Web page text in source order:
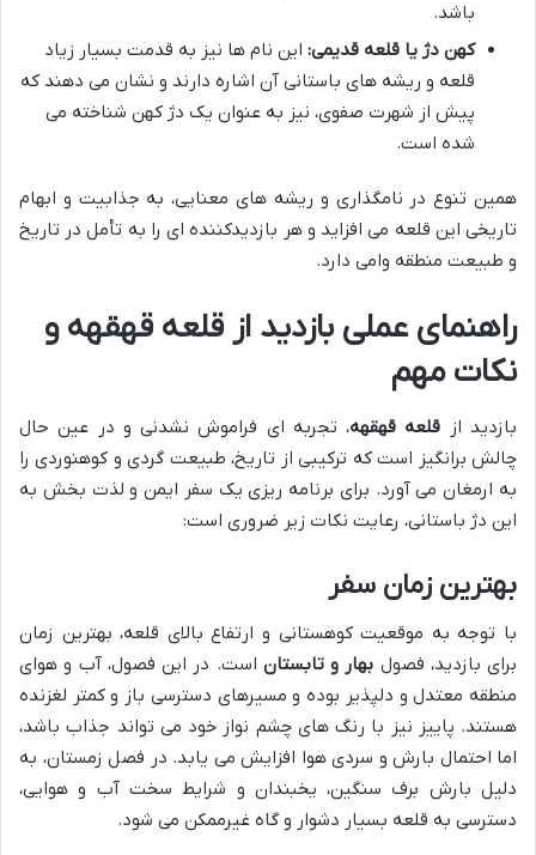
باشد.
کهن دژ یا قلعه قدیمی: این نام ها نیز به قدمت بسیار زیاد
قلعه و ریشه های باستانی آن اشاره دارند و نشان می دهند که
پیش از شهرت صفوی، نیز به عنوان یک دژ کهن شناخته می
شده است.
همین تنوع در نامگذاری و ریشه های معنایی، به جذابیت و ابهام
تاریخی این قلعه می افزاید و هر بازدیدکننده ای را به تأمل در تاریخ
و طبیعت منطقه وامی دارد.
راهنمای عملی بازدید از قلعه قهقهه و
نکات مهم
بازدید از قلعه قهقهه، تجربه ای فراموش نشدنی و در عین حال
چالش برانگیز است که ترکیبی از تاریخ، طبیعت گردی و کوهنوردی را
به ارمغان می آورد. برای برنامه ریزی یک سفر ایمن و لذت بخش به
این دژ باستانی، رعایت نکات زیر ضروری است:
بهترین زمان سفر
با توجه به موقعیت کوهستانی و ارتفاع بالای قلعه، بهترین زمان
برای بازدید، فصول بهار و تابستان است. در این فصول، آب و هوای
منطقه معتدل و دلپذیر بوده و مسیرهای دسترسی باز و کمتر لغزنده
هستند. پاییز نیز با رنگ های چشم نواز خود می تواند جذاب باشد،
اما احتمال بارش و سردی هوا افزایش می یابد. در فصل زمستان، به
دلیل بارش برف سنگین، یخبندان و شرایط سخت آب و هوایی،
دسترسی به قلعه بسیار دشوار و گاه غیرممکن می شود.